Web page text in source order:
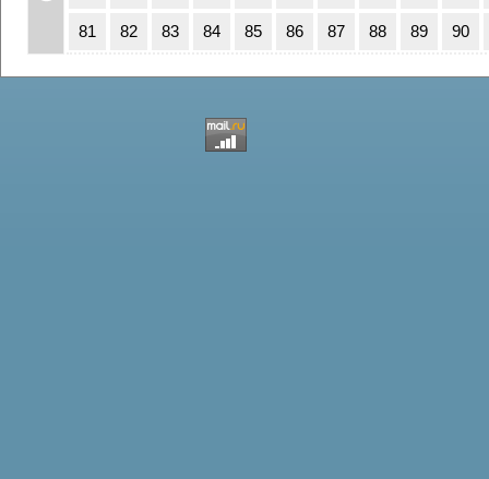
81 82 83 84 85 86 87 88 89 90